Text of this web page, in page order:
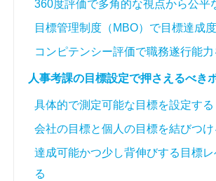
360度評価で多角的な視点から公平
目標管理制度（MBO）で目標達成
コンピテンシー評価で職務遂行能
人事考課の目標設定で押さえるべき
具体的で測定可能な目標を設定する
会社の目標と個人の目標を結びつけ
達成可能かつ少し背伸びする目標
る